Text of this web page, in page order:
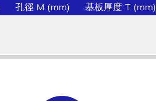
孔徑 M (mm) 基板厚度 T (mm)